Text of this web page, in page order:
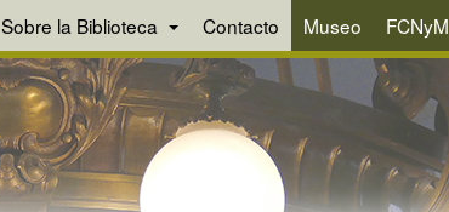
Sobre la Biblioteca Contacto Museo FCNyM